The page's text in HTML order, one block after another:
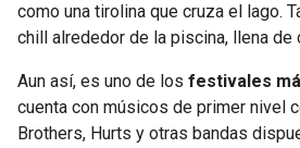
como una tirolina que cruza el lago.
chill alrededor de la piscina, llena
Aun así, es uno de los festivales
cuenta con músicos de primer nivel
Brothers, Hurts y otras bandas